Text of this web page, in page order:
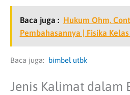
Baca juga : Hukum Ohm,
Pembahasannya | Fisika Kelas
Baca juga: bimbel utbk
Jenis Kalimat dalam